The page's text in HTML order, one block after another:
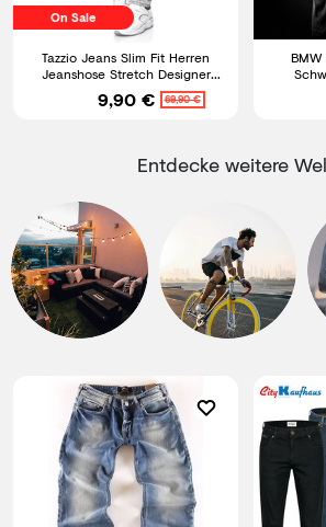
On Sale
Tazzio Jeans Slim Fit Herren
Jeanshose Stretch Designer
Hose Denim Biker Style
9,90 € 69,90 €
Entdecke weitere